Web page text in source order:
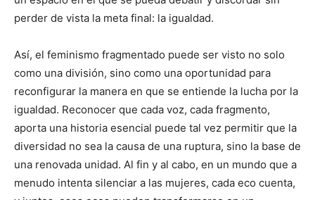
perder de vista la meta final: la igualdad.
Así, el feminismo fragmentado puede ser visto no solo
como una división, sino como una oportunidad para
reconfigurar la manera en que se entiende la lucha por la
igualdad. Reconocer que cada voz, cada fragmento,
aporta una historia esencial puede tal vez permitir que la
diversidad no sea la causa de una ruptura, sino la base de
una renovada unidad. Al fin y al cabo, en un mundo que a
menudo intenta silenciar a las mujeres, cada eco cuenta,